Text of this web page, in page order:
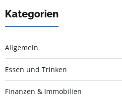
Kategorien
Allgemein
Essen und Trinken
Finanzen & Immobilien